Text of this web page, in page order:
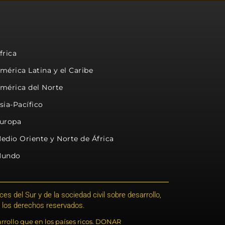
Latina y el Caribe
del Norte
Pacífico
Oriente y Norte de África
del Sur y de la sociedad civil sobre desarrollo,
derechos reservados.
que en los países ricos. DONAR